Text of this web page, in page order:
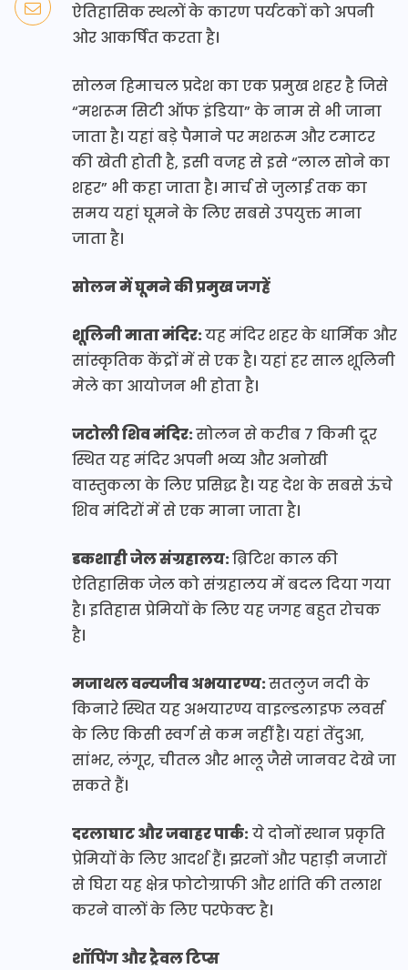
ऐतिहासिक स्थलों के कारण पर्यटकों को अपनी
ओर आकर्षित करता है।
सोलन हिमाचल प्रदेश का एक प्रमुख शहर है जिसे
“मशरूम सिटी ऑफ इंडिया” के नाम से भी जाना
जाता है। यहां बड़े पैमाने पर मशरूम और टमाटर
की खेती होती है, इसी वजह से इसे “लाल सोने का
शहर” भी कहा जाता है। मार्च से जुलाई तक का
समय यहां घूमने के लिए सबसे उपयुक्त माना
जाता है।
सोलन में घूमने की प्रमुख जगहें
शूलिनी माता मंदिर:यह मंदिर शहर के धार्मिक और
सांस्कृतिक केंद्रों में से एक है। यहां हर साल शूलिनी
मेले का आयोजन भी होता है।
जटोली शिव मंदिर:सोलन से करीब 7 किमी दूर
स्थित यह मंदिर अपनी भव्य और अनोखी
वास्तुकला के लिए प्रसिद्ध है। यह देश के सबसे ऊंचे
शिव मंदिरों में से एक माना जाता है।
डकशाही जेल संग्रहालय:ब्रिटिश काल की
ऐतिहासिक जेल को संग्रहालय में बदल दिया गया
है। इतिहास प्रेमियों के लिए यह जगह बहुत रोचक
है।
मजाथल वन्यजीव अभयारण्य:सतलुज नदी के
किनारे स्थित यह अभयारण्य वाइल्डलाइफ लवर्स
के लिए किसी स्वर्ग से कम नहीं है। यहां तेंदुआ,
सांभर, लंगूर, चीतल और भालू जैसे जानवर देखे जा
सकते हैं।
दरलाघाट और जवाहर पार्क:ये दोनों स्थान प्रकृति
प्रेमियों के लिए आदर्श हैं। झरनों और पहाड़ी नजारों
से घिरा यह क्षेत्र फोटोग्राफी और शांति की तलाश
करने वालों के लिए परफेक्ट है।
शॉपिंग और ट्रैवल टिप्स